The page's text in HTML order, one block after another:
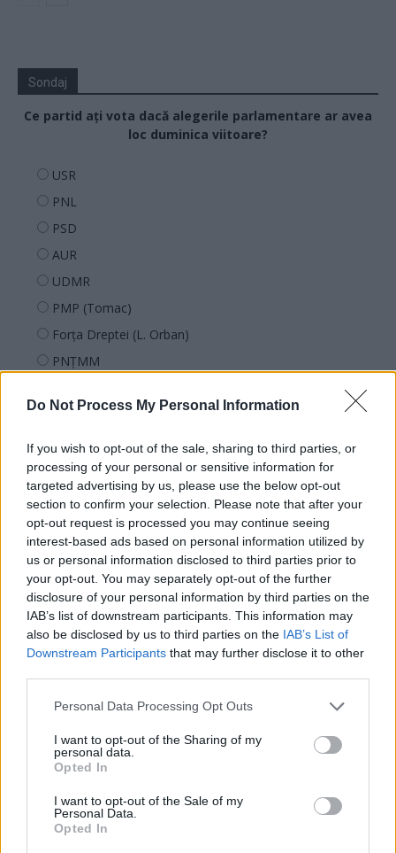
Do Not Process My Personal Information
If you wish to opt-out of the sale, sharing to third parties, or
processing of your personal or sensitive information for
targeted advertising by us, please use the below opt-out
section to confirm your selection. Please note that after your
opt-out request is processed you may continue seeing
interest-based ads based on personal information utilized by
us or personal information disclosed to third parties prior to
your opt-out. You may separately opt-out of the further
disclosure of your personal information by third parties on the
IAB’s list of downstream participants. This information may
also be disclosed by us to third parties on the IAB’s List of
Downstream Participants that may further disclose it to other
Personal Data Processing Opt Outs
I want to opt-out of the Sharing of my
personal data.
Opted In
I want to opt-out of the Sale of my
Personal Data.
Opted In
Sondaj
Ce partid ați vota dacă alegerile parlamentare ar avea
loc duminica viitoare?
USR
PNL
PSD
AUR
UDMR
PMP (Tomac)
Forța Dreptei (L. Orban)
PNȚMM
SENS
SOS (Șoșoacă)
POT (Gavrilă)
PACE (Peia)
Acțiunea Conservatoare (Târziu)
PDF (Lazarus)
PUSL (D. Voiculescu)
PNȚCD (Pavelescu)
PNCR (Terheș)
Partidul Patrioților (Surugiu)
FAR (Coarnă)
România pe Primul Loc (Ponta)
Altul
Arată rezultatele